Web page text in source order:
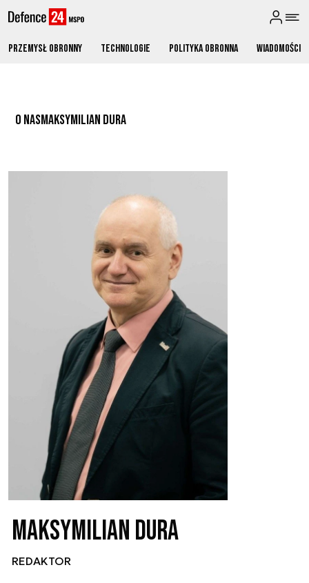
Przemysł obronny Technologie Polityka obronna Wiadomości
O NASMAKSYMILIAN DURA
Maksymilian Dura
REDAKTOR